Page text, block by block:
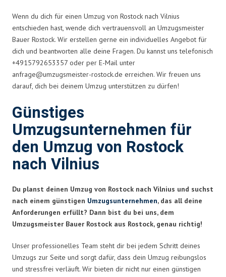
Wenn du dich für einen Umzug von Rostock nach Vilnius
entschieden hast, wende dich vertrauensvoll an Umzugsmeister
Bauer Rostock. Wir erstellen gerne ein individuelles Angebot für
dich und beantworten alle deine Fragen. Du kannst uns telefonisch
+4915792653357 oder per E-Mail unter
anfrage@umzugsmeister-rostock.de erreichen. Wir freuen uns
darauf, dich bei deinem Umzug unterstützen zu dürfen!
Günstiges
Umzugsunternehmen für
den Umzug von Rostock
nach Vilnius
Du planst deinen Umzug von Rostock nach Vilnius und suchst
nach einem günstigen Umzugsunternehmen, das all deine
Anforderungen erfüllt? Dann bist du bei uns, dem
Umzugsmeister Bauer Rostock aus Rostock, genau richtig!
Unser professionelles Team steht dir bei jedem Schritt deines
Umzugs zur Seite und sorgt dafür, dass dein Umzug reibungslos
und stressfrei verläuft. Wir bieten dir nicht nur einen günstigen